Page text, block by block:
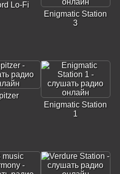
Lo-Fi
Enigmatic Station
3
Enigmatic Station
1